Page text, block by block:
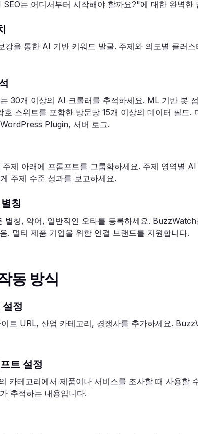
는 어디서부터 시작해야 할까요?"에 대한 완벽한
강을 통한 AI 기반 키워드 발굴. 주제와 의도별 클러
30개 이상의 AI 크롤러를 추적하세요. ML 기반 봇
호 스위트를 포함한 방문당 15개 이상의 데이터 필
Plugin, 서버 로그.
주제 아래에 프롬프트를 그룹화하세요. 주제 영역별
주제 수준 성과를 보고하세요.
칭
별칭, 약어, 일반적인 오타를 등록하세요.
. 멀티 제품 기업을 위한 연결 브랜드를 지원합니다.
동 방식
설정
트 URL, 산업 카테고리, 경쟁사를 추가하세요.
트 설정
카테고리에서 제품이나 서비스를 조사할 때 사용할
추적하는 내용입니다.